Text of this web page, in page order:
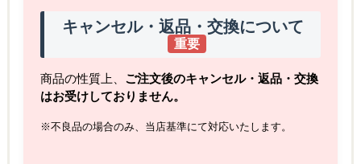
キャンセル・返品・交換について
重要
商品の性質上、 ご注文後のキャンセル・返品・交換
はお受けしておりません。
※不良品の場合のみ、当店基準にて対応いたします。